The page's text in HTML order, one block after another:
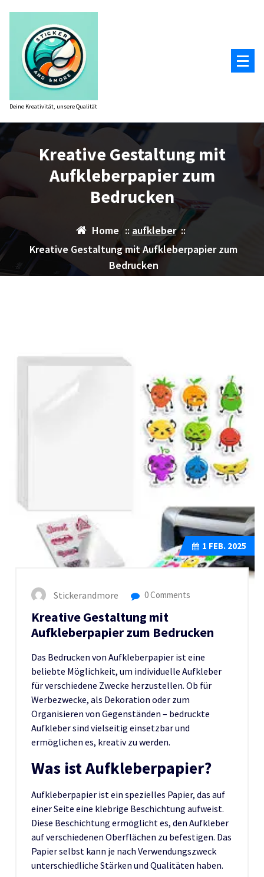
springen
Deine Kreativität, unsere Qualität
Kreative Gestaltung mit
Aufkleberpapier zum
Bedrucken
Home :: aufkleber::
Kreative Gestaltung mit Aufkleberpapier zum
Bedrucken
1 FEB. 2025
Stickerandmore 0 Comments
Kreative Gestaltung mit
Aufkleberpapier zum Bedrucken
Das Bedrucken von Aufkleberpapier ist eine
beliebte Möglichkeit, um individuelle Aufkleber
für verschiedene Zwecke herzustellen. Ob für
Werbezwecke, als Dekoration oder zum
Organisieren von Gegenständen – bedruckte
Aufkleber sind vielseitig einsetzbar und
ermöglichen es, kreativ zu werden.
Was ist Aufkleberpapier?
Aufkleberpapier ist ein spezielles Papier, das auf
einer Seite eine klebrige Beschichtung aufweist.
Diese Beschichtung ermöglicht es, den Aufkleber
auf verschiedenen Oberflächen zu befestigen. Das
Papier selbst kann je nach Verwendungszweck
unterschiedliche Stärken und Qualitäten haben.